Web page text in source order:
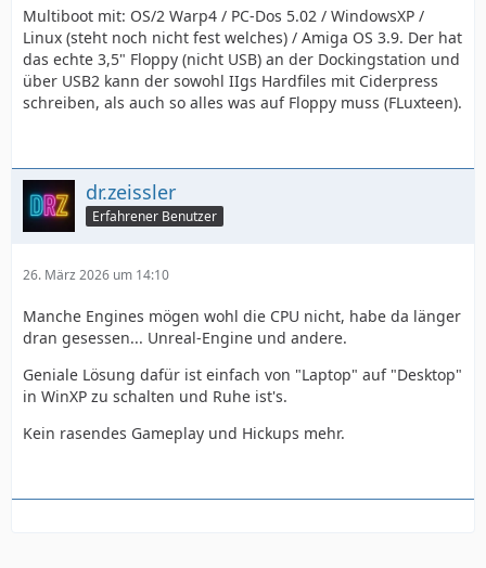
Multiboot mit: OS/2 Warp4 / PC-Dos 5.02 / WindowsXP /
Linux (steht noch nicht fest welches) / Amiga OS 3.9. Der hat
das echte 3,5" Floppy (nicht USB) an der Dockingstation und
über USB2 kann der sowohl IIgs Hardfiles mit Ciderpress
schreiben, als auch so alles was auf Floppy muss (FLuxteen).
dr.zeissler
Erfahrener Benutzer
26. März 2026 um 14:10
Manche Engines mögen wohl die CPU nicht, habe da länger
dran gesessen... Unreal-Engine und andere.
Geniale Lösung dafür ist einfach von "Laptop" auf "Desktop"
in WinXP zu schalten und Ruhe ist's.
Kein rasendes Gameplay und Hickups mehr.